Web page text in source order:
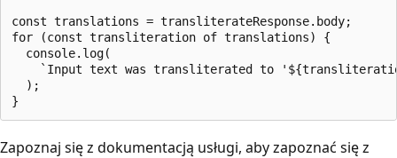
const translations = transliterateResponse.body;
for (const transliteration of translations) {
  console.log(
`Input text was transliterated to
  );
Zapoznaj się z dokumentacją usługi, aby zapoznać się z